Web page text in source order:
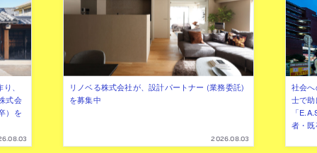
、
式会
）を
リノベる株式会社が、設計パートナー (業務委託)
を募集中
2026.08.03
社会
士で
「
者・